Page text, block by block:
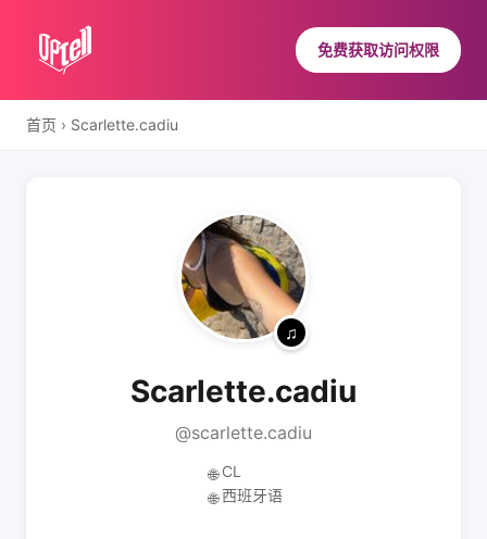
免费获取访问权限
首页 › Scarlette.cadiu
Scarlette.cadiu
@scarlette.cadiu
🌐 CL
🌐 西班牙语